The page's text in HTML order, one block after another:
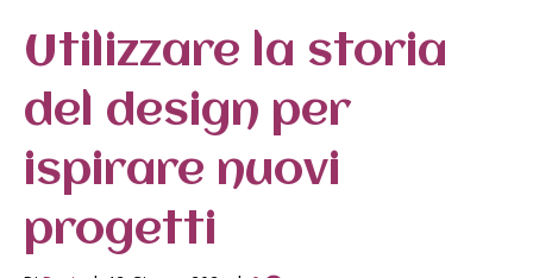
Utilizzare la storia
del design per
ispirare nuovi
progetti